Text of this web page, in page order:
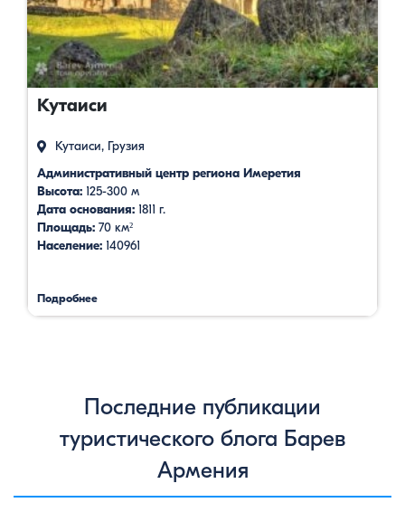
Кутаиси
Кутаиси, Грузия
Административный центр региона Имеретия
Высота: 125-300 м
Дата основания: 1811 г.
Площадь: 70 км²
Население: 140961
Подробнее
Последние публикации
туристического блога Барев
Армения